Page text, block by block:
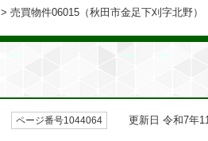
> 売買物件06015（秋田市金足下刈字北野）
ページ番号1044064 更新日 令和7年